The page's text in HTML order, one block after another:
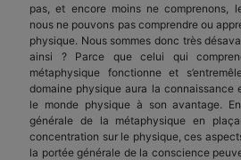
pas, et encore moins ne comprenons,
nous ne pouvons pas comprendre ou
physique. Nous sommes donc très
ainsi ? Parce que celui qui
métaphysique fonctionne et
domaine physique aura la connaissance
le monde physique à son avantage.
générale de la métaphysique en
concentration sur le physique, ces
la portée générale de la conscience